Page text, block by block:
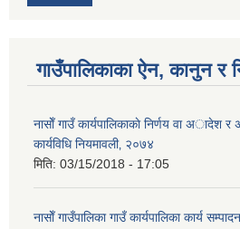
गाउँपालिकाका ऐन, कानुन र
नासाेँ गाउँ कार्यपालिकाकाे निर्णय वा अादेश
कार्यविधि नियमावली‚ २०७४
मिति: 03/15/2018 - 17:05
नासाेँ गाउँपालिका गाउँ कार्यपालिका कार्य